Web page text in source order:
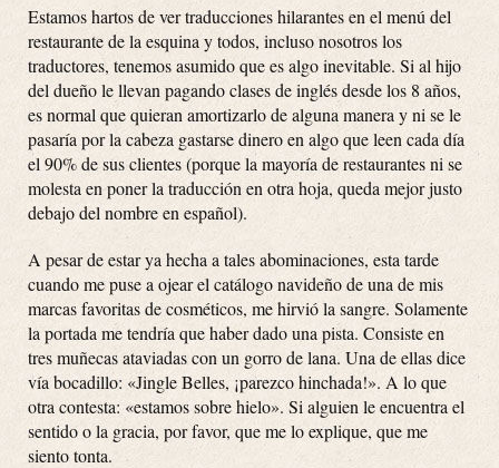
Estamos hartos de ver traducciones hilarantes en el menú del
restaurante de la esquina y todos, incluso nosotros los
traductores, tenemos asumido que es algo inevitable. Si al hijo
del dueño le llevan pagando clases de inglés desde los 8 años,
es normal que quieran amortizarlo de alguna manera y ni se le
pasaría por la cabeza gastarse dinero en algo que leen cada día
el 90% de sus clientes (porque la mayoría de restaurantes ni se
molesta en poner la traducción en otra hoja, queda mejor justo
debajo del nombre en español).
A pesar de estar ya hecha a tales abominaciones, esta tarde
cuando me puse a ojear el catálogo navideño de una de mis
marcas favoritas de cosméticos, me hirvió la sangre. Solamente
la portada me tendría que haber dado una pista. Consiste en
tres muñecas ataviadas con un gorro de lana. Una de ellas dice
vía bocadillo: «Jingle Belles, ¡parezco hinchada!». A lo que
otra contesta: «estamos sobre hielo». Si alguien le encuentra el
sentido o la gracia, por favor, que me lo explique, que me
siento tonta.